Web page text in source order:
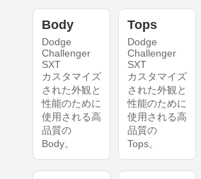
Body
Dodge
Challenger
SXT
カスタマイズ
された外観と
性能のために
使用される高
品質の
Body。
Tops
Dodge
Challenger
SXT
カスタマイズ
された外観と
性能のために
使用される高
品質の
Tops。